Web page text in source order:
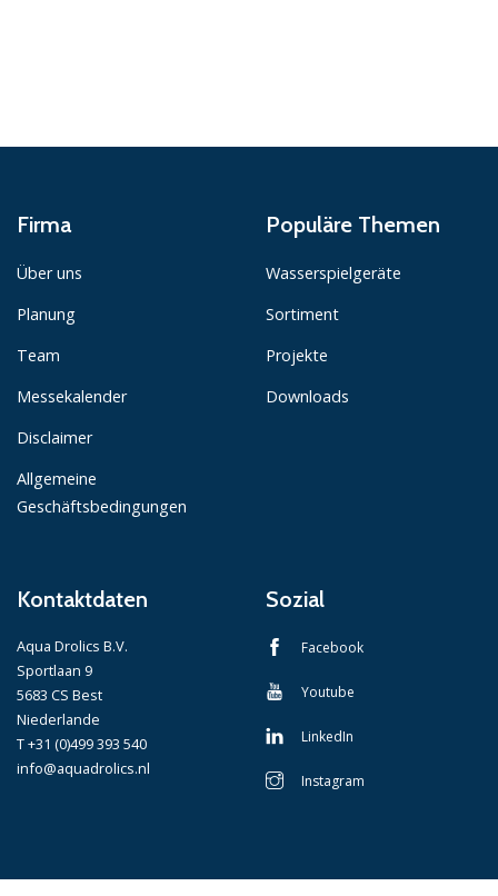
Firma
Über uns
Planung
Team
Messekalender
Disclaimer
Allgemeine
Geschäftsbedingungen
Populäre Themen
Wasserspielgeräte
Sortiment
Projekte
Downloads
Kontaktdaten
Aqua Drolics B.V.
Sportlaan 9
5683 CS Best
Niederlande
T +31 (0)499 393 540
info@aquadrolics.nl
Sozial
Facebook
Youtube
LinkedIn
Instagram